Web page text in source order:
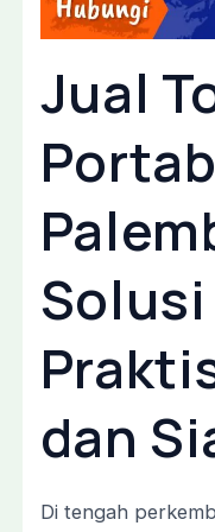
Jual
Solusi
dan
Di tengah